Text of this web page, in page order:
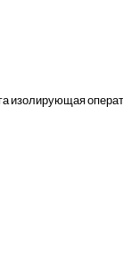
изолирующая